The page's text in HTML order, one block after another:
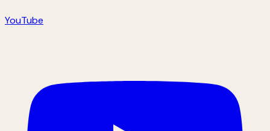
YouTube